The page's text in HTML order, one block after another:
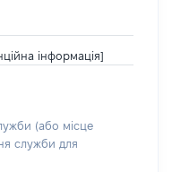
інформація]
(або місце
служби для